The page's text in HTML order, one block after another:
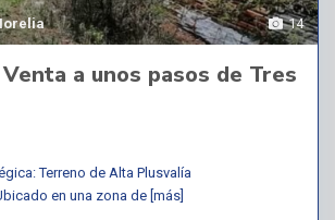
14
a unos pasos de Tres
Terreno de Alta Plusvalía
en una zona de [más]